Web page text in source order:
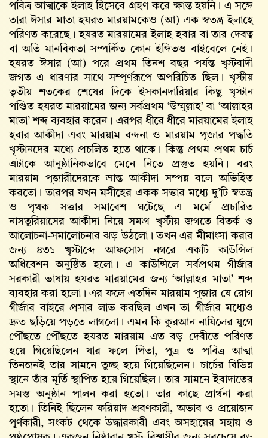
পবিত্র আত্মাকে ইলাহ হিসেবে গ্রহণ করে ক্ষান্ত হয়নি। এ সঙ্গে
তারা ঈসার মাতা হযরত মারয়ামকেও (আ) এক স্বতন্ত্র ইলাহে
পরিণত করেছে। হযরত মারয়ামের ইলাহ হবার বা তার দেবত্ব
বা অতি মানবিকতা সম্পর্কিত কোন ইঙ্গিতও বাইবেলে নেই।
হযরত ঈসার (আ) পরে প্রথম তিনশ বছর পর্যন্ত খৃস্টবাদী
জগত এ ধারণার সাথে সম্পূর্ণরূপে অপরিচিত ছিল। খৃস্টীয়
তৃতীয় শতকের শেষের দিকে ইসকানদারিয়ার কিছু খৃস্টান
পণ্ডিত হযরত মারয়ামের জন্য সর্বপ্রথম ‘উম্মুল্লাহ’ বা ‘আল্লাহর
মাতা’ শব্দ ব্যবহার করেন। এরপর ধীরে ধীরে মারয়ামের ইলাহ
হবার আকীদা এবং মারয়াম বন্দনা ও মারয়াম পূজার পদ্ধতি
খৃস্টানদের মধ্যে প্রচলিত হতে থাকে। কিন্তু প্রথম প্রথম চার্চ
এটাকে আনুষ্ঠানিকভাবে মেনে নিতে প্রস্তুত হয়নি। বরং
মারয়াম পূজারীদেরকে ভ্রান্ত আকীদা সম্পন্ন বলে অভিহিত
করতো। তারপর যখন মসীহের একক সত্তার মধ্যে দু’টি স্বতন্ত্র
ও পৃথক সত্তার সমাবেশ ঘটেছে এ মর্মে প্রচারিত
নাসতুরিয়াসের আকীদা নিয়ে সমগ্র খৃস্টীয় জগতে বিতর্ক ও
আলোচনা-সমালোচনার ঝড় উঠলো। তখন এর মীমাংসা করার
জন্য ৪৩১ খৃস্টাব্দে আফসোস নগরে একটি কাউন্সিল
অধিবেশন অনুষ্ঠিত হলো। এ কাউন্সিলে সর্বপ্রথম গীর্জার
সরকারী ভাষায় হযরত মারয়ামের জন্য ‘আল্লাহর মাতা’ শব্দ
ব্যবহার করা হলো। এর ফলে এতদিন মারয়াম পূজার যে রোগ
গীর্জার বাইরে প্রসার লাভ করছিল এখন তা গীর্জার মধ্যেও
দ্রুত ছড়িয়ে পড়তে লাগলো। এমন কি কুরআন নাযিলের যুগে
পৌঁছতে পৌঁছতে হযরত মারয়াম এত বড় দেবীতে পরিণত
হয়ে গিয়েছিলেন যার ফলে পিতা, পুত্র ও পবিত্র আত্মা
তিনজনই তার সামনে তুচ্ছ হয়ে গিয়েছিলেন। চার্চের বিভিন্ন
স্থানে তাঁর মূর্তি স্থাপিত হয়ে গিয়েছিল। তার সামনে ইবাদাতের
সমস্ত অনুষ্ঠান পালন করা হতো। তার কাছে প্রার্থনা করা
হতো। তিনিই ছিলেন ফরিয়াদ শ্রবণকারী, অভাব ও প্রয়োজন
পূর্ণকারী, সংকট থেকে উদ্ধারকারী এবং অসহায়ের সহায় ও